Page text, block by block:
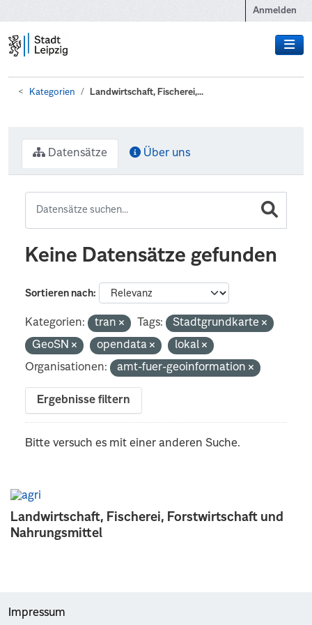
Anmelden
Kategorien Landwirtschaft, Fischerei,...
Landwirtschaft, Fischerei, Forstwirtschaft und
Nahrungsmittel
Datensätze Über uns
Keine Datensätze gefunden
Sortieren nach
Kategorien: tran Tags:
Stadtgrundkarte
GeoSN
opendata
lokal
Organisationen:
amt-fuer-geoinformation
Ergebnisse filtern
Bitte versuch es mit einer anderen Suche.
Impressum